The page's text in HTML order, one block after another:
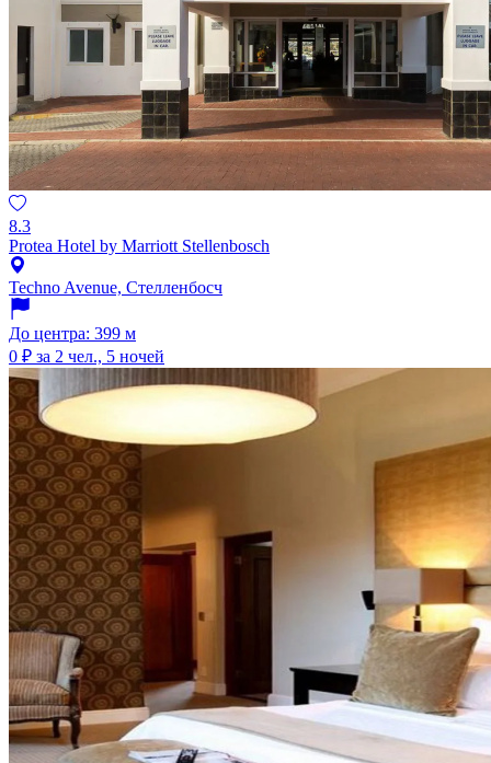
8.3
Protea Hotel by Marriott Stellenbosch
Techno Avenue, Стелленбосч
До центра: 399 м
0 ₽ за 2 чел., 5 ночей